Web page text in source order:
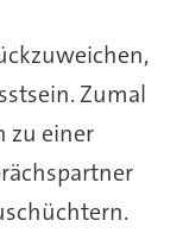
Zumal
zu einer